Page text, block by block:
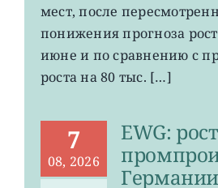
мест, после
понижения прогноза
июне и по сравнению с
роста на 80 тыс. […]
7
08, 2026
EWG: рост